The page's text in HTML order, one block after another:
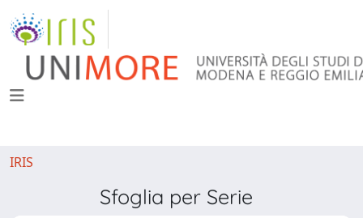
IRIS
Sfoglia per Serie